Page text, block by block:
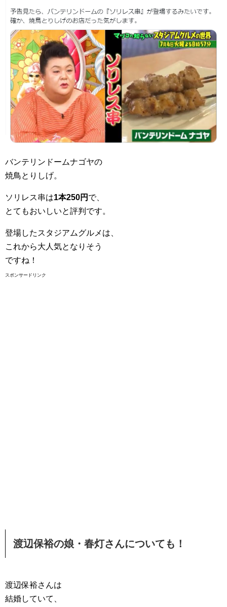
バンテリンドームナゴヤの
焼鳥とりしげ。
ソリレス串は1本250円 で、
とてもおいしいと評判です。
登場したスタジアムグルメは、
これから大人気となりそう
ですね！
スポンサードリンク
渡辺保裕の娘・春灯さんについても！
渡辺保裕さんは
結婚していて、